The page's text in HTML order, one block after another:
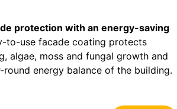
protection with an energy-saving
to-use facade coating protects
algae, moss and fungal growth and
round energy balance of the building.